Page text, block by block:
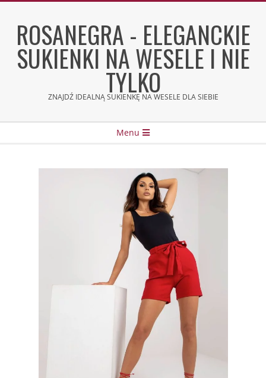
contentROSANEGRA - ELEGANCKIE
SUKIENKI NA WESELE I NIE
TYLKO
ZNAJDŹ IDEALNĄ SUKIENKĘ NA WESELE DLA SIEBIE
Menu